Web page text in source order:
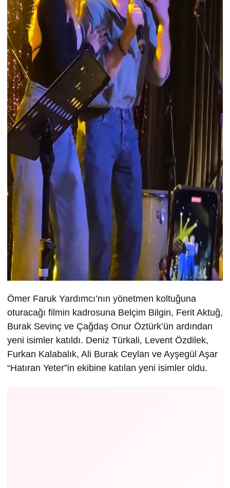
Ömer Faruk Yardımcı’nın yönetmen koltuğuna
oturacağı filmin kadrosuna Belçim Bilgin, Ferit Aktuğ,
Burak Sevinç ve Çağdaş Onur Öztürk’ün ardından
yeni isimler katıldı. Deniz Türkali, Levent Özdilek,
Furkan Kalabalık, Ali Burak Ceylan ve Ayşegül Aşar
“Hatıran Yeter”in ekibine katılan yeni isimler oldu.